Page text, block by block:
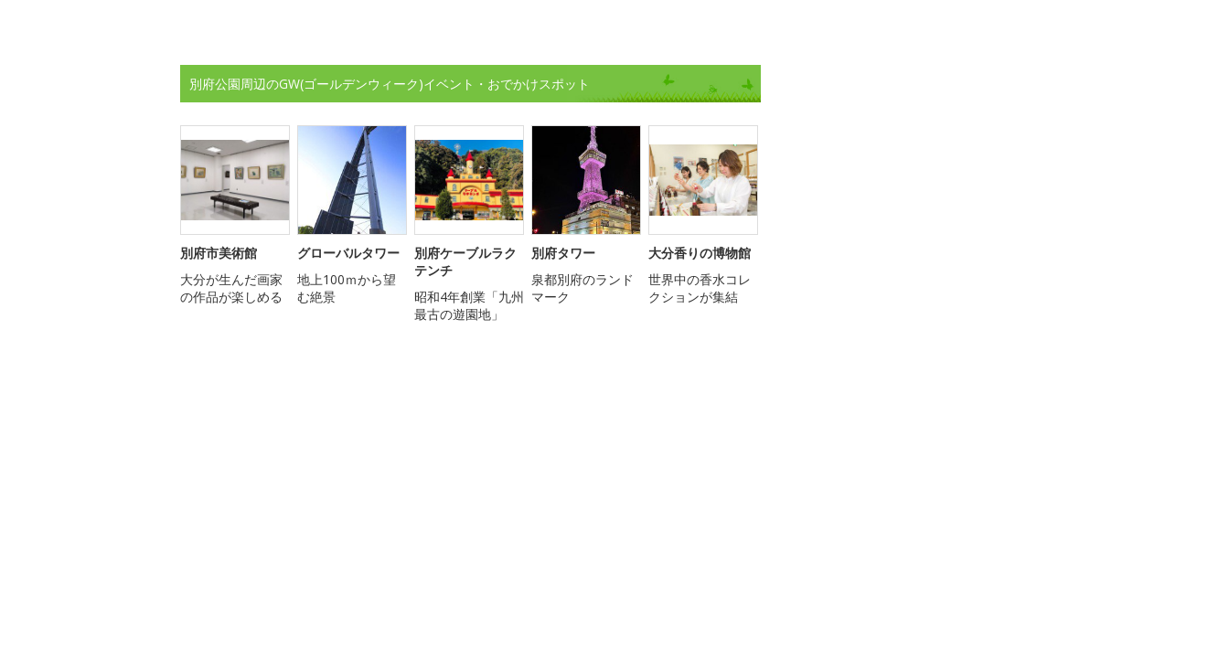
別府公園周辺のGW(ゴールデンウィーク)イベント・おでかけスポット
別府市美術館
大分が生んだ画家
の作品が楽しめる
グローバルタワー
地上100ｍから望
む絶景
別府ケーブルラク
テンチ
昭和4年創業「九州
最古の遊園地」
別府タワー
泉都別府のランド
マーク
大分香りの博物館
世界中の香水コレ
クションが集結